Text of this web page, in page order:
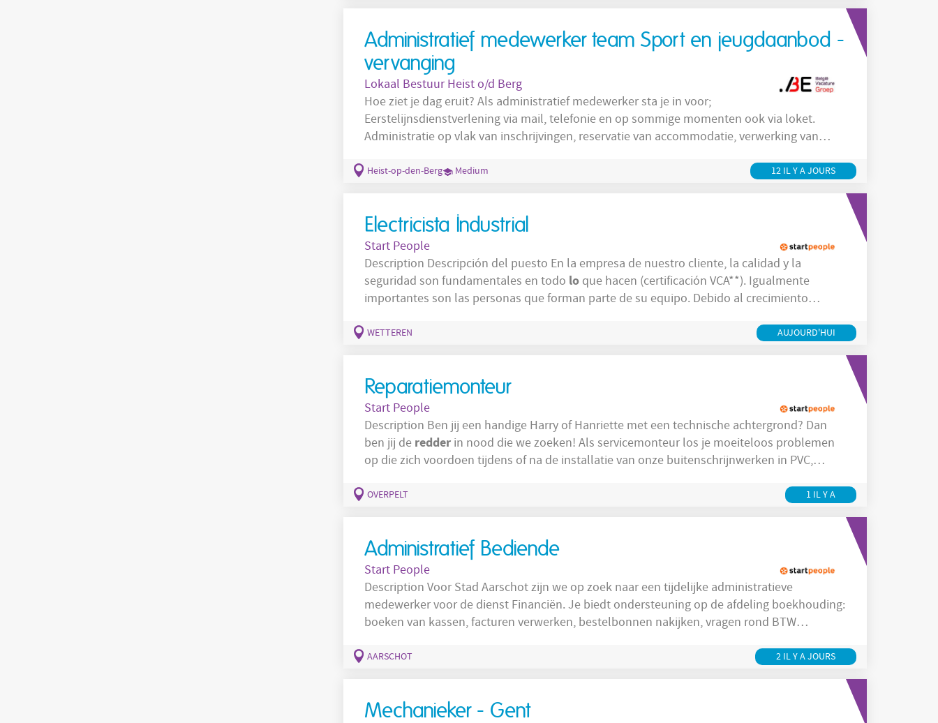
Administratief medewerker team Sport en jeugdaanbod -
vervanging
Lokaal Bestuur Heist o/d Berg
Hoe ziet je dag eruit? Als administratief medewerker sta je in voor;
Eerstelijnsdienstverlening via mail, telefonie en op sommige momenten ook via loket.
Administratie op vlak van inschrijvingen, reservatie van accommodatie, verwerking van
Bijwonen en ondersteuning van vergaderingen zoals het personeelsoverleg,
Heist-op-den-Berg Medium 12 IL Y A JOURS
Electricista Industrial
Start People
Description Descripción del puesto En la empresa de nuestro cliente, la calidad y la
seguridad son fundamentales en todo loque hacen (certificación VCA**). Igualmente
importantes son las personas que forman parte de su equipo. Debido al crecimiento
WETTEREN AUJOURD'HUI
Reparatiemonteur
Start People
Description Ben jij een handige Harry of Hanriette met een technische achtergrond? Dan
ben jij de redderin nood die we zoeken! Als servicemonteur los je moeiteloos problemen
op die zich voordoen tijdens of na de installatie van onze buitenschrijnwerken in PVC,
onze klanten tevreden blijven. Jouw verantwoordelijkheden: Uitvoeren van herstellingen
OVERPELT 1 IL Y A
Administratief Bediende
Start People
Description Voor Stad Aarschot zijn we op zoek naar een tijdelijke administratieve
medewerker voor de dienst Financiën. Je biedt ondersteuning op de afdeling boekhouding:
boeken van kassen, facturen verwerken, bestelbonnen nakijken, vragen rond BTW
secundair
AARSCHOT 2 IL Y A JOURS
Mechanieker - Gent